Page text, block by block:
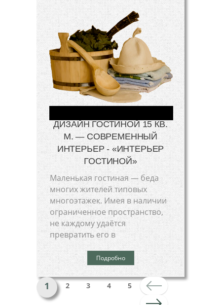
ДИЗАЙН ГОСТИНОЙ 15 КВ.
М. — СОВРЕМЕННЫЙ
ИНТЕРЬЕР - «ИНТЕРЬЕР
ГОСТИНОЙ»
Маленькая гостиная — беда
многих жителей типовых
многоэтажек. Имея в наличии
ограниченное пространство,
не каждому удаётся
превратить его в
Подробно
1 2 3 4 5